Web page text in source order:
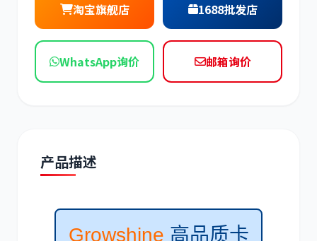
淘宝旗舰店 1688批发店
WhatsApp询价 邮箱询价
产品描述
Growshine 高品质卡